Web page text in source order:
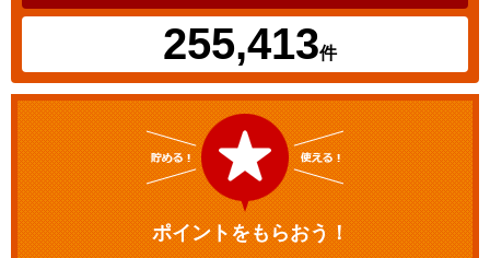
255,413件
ポイントをもらおう！